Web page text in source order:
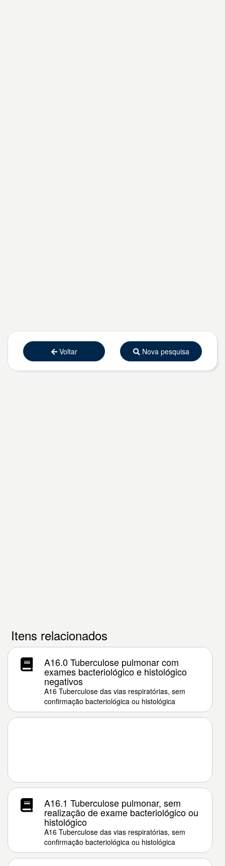
Voltar Nova pesquisa
Itens relacionados
A16.0 Tuberculose pulmonar com
exames bacteriológico e histológico
negativos
A16 Tuberculose das vias respiratórias, sem
confirmação bacteriológica ou histológica
A16.1 Tuberculose pulmonar, sem
realização de exame bacteriológico ou
histológico
A16 Tuberculose das vias respiratórias, sem
confirmação bacteriológica ou histológica